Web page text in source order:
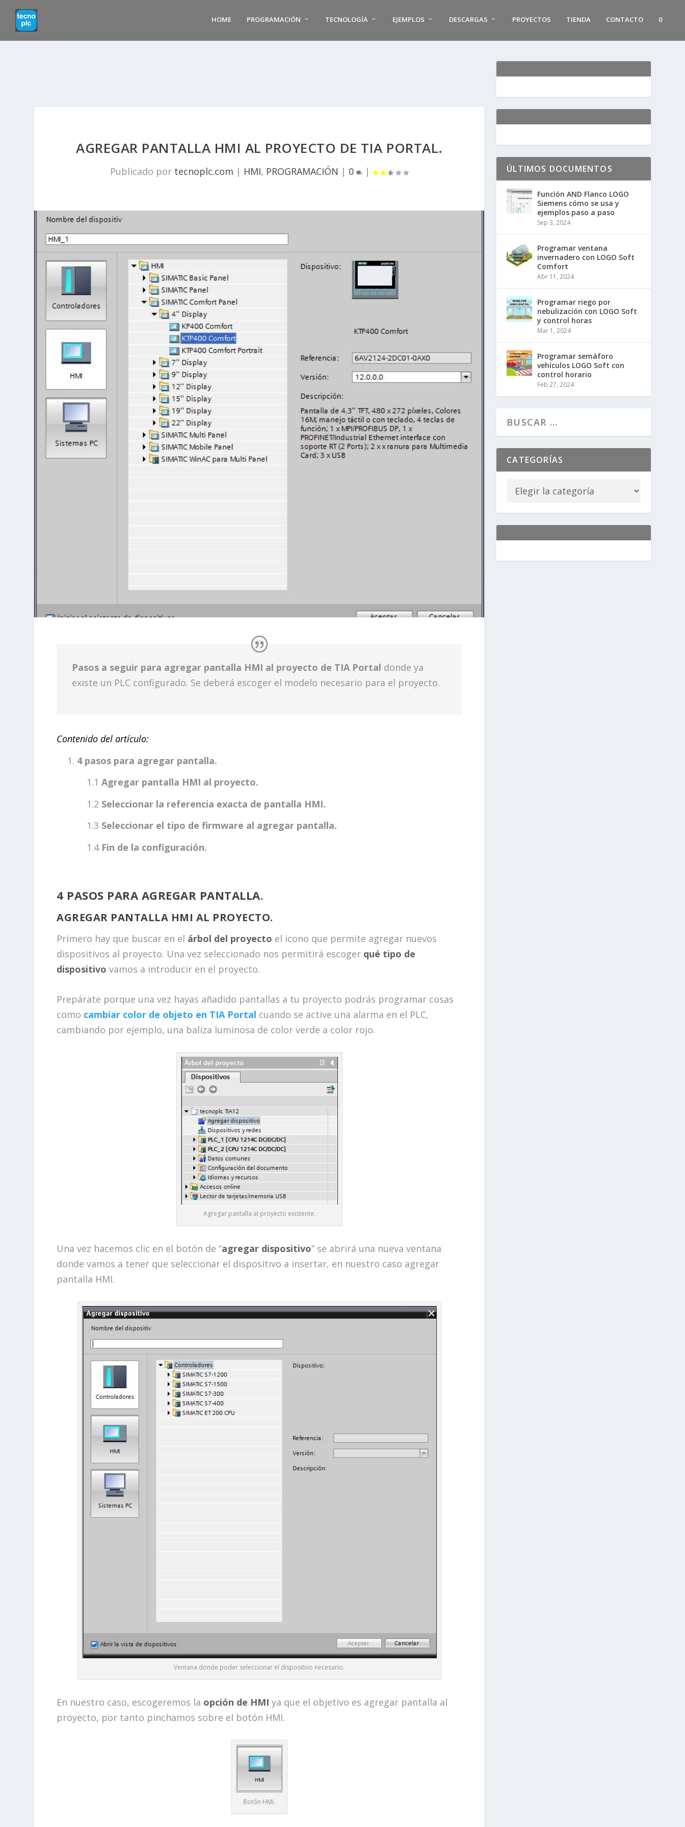
HOME PROGRAMACIÓN TECNOLOGÍA EJEMPLOS DESCARGAS PROYECTOS TIENDA CONTACTO 0
AGREGAR PANTALLA HMI AL PROYECTO DE TIA PORTAL.
Publicado por tecnoplc.com | HMI, PROGRAMACIÓN | 0 |
Pasos a seguir para agregar pantalla HMI al proyecto de TIA Portal donde ya
existe un PLC configurado. Se deberá escoger el modelo necesario para el proyecto.
Contenido del artículo:
4 pasos para agregar pantalla.
Agregar pantalla HMI al proyecto.
Seleccionar la referencia exacta de pantalla HMI.
Seleccionar el tipo de firmware al agregar pantalla.
Fin de la configuración.
4 PASOS PARA AGREGAR PANTALLA.
AGREGAR PANTALLA HMI AL PROYECTO.
Primero hay que buscar en el árbol del proyecto el icono que permite agregar nuevos
dispositivos al proyecto. Una vez seleccionado nos permitirá escoger qué tipo de
dispositivo vamos a introducir en el proyecto.
Prepárate porque una vez hayas añadido pantallas a tu proyecto podrás programar cosas
como cambiar color de objeto en TIA Portal cuando se active una alarma en el PLC,
cambiando por ejemplo, una baliza luminosa de color verde a color rojo.
Agregar pantalla al proyecto existente.
Una vez hacemos clic en el botón de “agregar dispositivo” se abrirá una nueva ventana
donde vamos a tener que seleccionar el dispositivo a insertar, en nuestro caso agregar
pantalla HMI.
Ventana donde poder seleccionar el dispositivo necesario.
En nuestro caso, escogeremos la opción de HMI ya que el objetivo es agregar pantalla al
proyecto, por tanto pinchamos sobre el botón HMI.
Botón HMI.
ÚLTIMOS DOCUMENTOS
Función AND Flanco LOGO
Siemens cómo se usa y
ejemplos paso a paso
Sep 3, 2024
Programar ventana
invernadero con LOGO Soft
Comfort
Abr 11, 2024
Programar riego por
nebulización con LOGO Soft
y control horas
Mar 1, 2024
Programar semáforo
vehículos LOGO Soft con
control horario
Feb 27, 2024
CATEGORÍAS